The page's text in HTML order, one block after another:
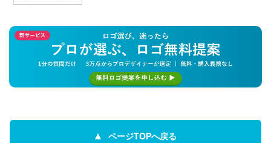
ページTOPへ戻る